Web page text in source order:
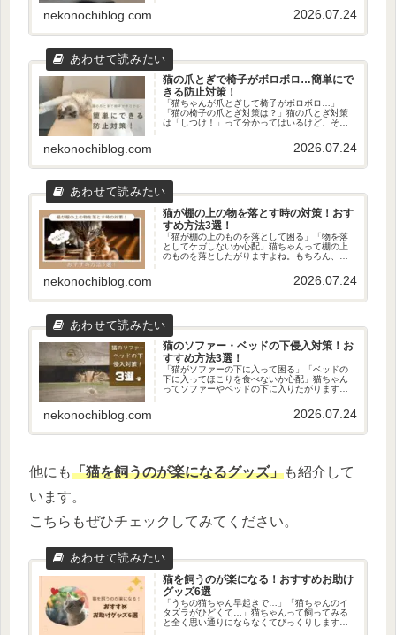
いまたイタズラして…（ｲﾗｲﾗ）ただ、コツさえ
nekonochiblog.com 2026.07.24
猫の爪とぎで椅子がボロボロ…簡単にで
きる防止対策！
「猫ちゃんが爪とぎして椅子がボロボロ…」
「猫の椅子の爪とぎ対策は？」猫の爪とぎ対策
は「しつけ！」って分かってはいるけど、それ
子もボロボロで…実際の椅子がこちら爪とぎ最
高！放置してたらこのありさまです...
nekonochiblog.com 2026.07.24
猫が棚の上の物を落とす時の対策！おす
すめ方法3選！
「猫が棚の上のものを落として困る」「物を落
としてケガしないか心配」猫ちゃんって棚の上
のものを落としたがりますよね。もちろん、猫
いですが、けがの心配をしないといけないのが
大変ですよね…ただ、そんなぐう...
nekonochiblog.com 2026.07.24
猫のソファー・ベッドの下侵入対策！お
すすめ方法3選！
「猫がソファーの下に入って困る」「ベッドの
下に入ってほこりを食べないか心配」猫ちゃん
ってソファーやベッドの下に入りたがりますよ
あげるのが一番いいですが、誤飲や汚れないか
の心配をしないといけないのが大...
nekonochiblog.com 2026.07.24
他にも「猫を飼うのが楽になるグッズ」も紹介して
います。
こちらもぜひチェックしてみてください。
猫を飼うのが楽になる！おすすめお助け
グッズ6選
「うちの猫ちゃん早起きで…」「猫ちゃんのイ
タズラがひどくて…」猫ちゃんって飼ってみる
と全く思い通りにならなくてびっくりしますよ